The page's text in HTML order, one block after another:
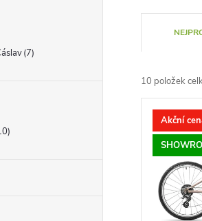
7
a
z
e
n
10 položek
V
ý
Akční